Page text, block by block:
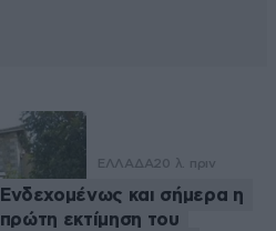
ΕΛΛΑΔΑ20 λ. πριν
Ενδεχομένως και σήμερα η
πρώτη εκτίμηση του